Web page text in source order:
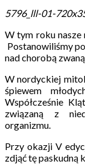
5796_lll-01-
W tym roku nasze
Postanowiliśmy
nad chorobą
W nordyckiej
śpiewem
Współcześnie
związaną z
organizmu.
Przy okazji V
zdjąć tę paskudną